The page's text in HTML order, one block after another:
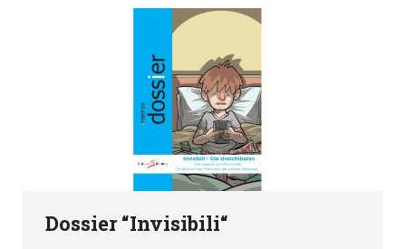
Dossier “Invisibili“